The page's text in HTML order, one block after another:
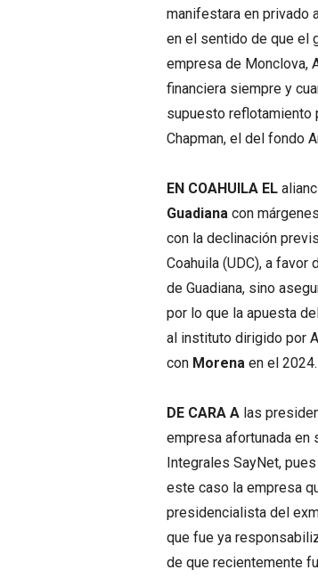
manifestara en privado
en el sentido de que el
empresa de Monclova,
financiera siempre y
supuesto reflotamiento
Chapman, el del fondo
EN COAHUILA EL
Guadiana con
con la declinación
Coahuila (UDC), a
de Guadiana, sino
por lo que la apuesta
al instituto dirigido por
con Morena en el 2024.
DE CARA A las
empresa afortunada en
Integrales SayNet,
este caso la empresa
presidencialista del
que fue ya
de que recientemente